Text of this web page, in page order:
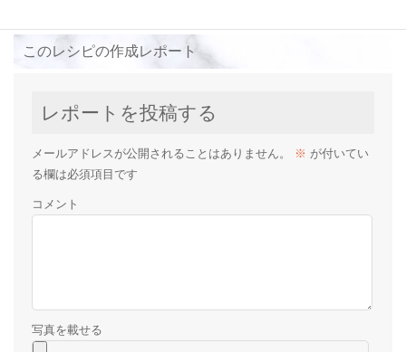
このレシピの作成レポート
レポートを投稿する
メールアドレスが公開されることはありません。 ※ が付いてい
る欄は必須項目です
コメント